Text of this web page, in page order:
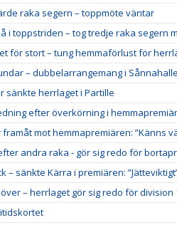
raka segern – toppmöte väntar
i toppstriden – tog tredje raka segern
för stort – tung hemmaförlust för
– dubbelarrangemang i
sänkte herrlaget i Partille
efter överkörning i
mot hemmapremiären: ”Känns
andra raka - gör sig redo för
– sänkte Kärra i premiären:
– herrlaget gör sig redo för division